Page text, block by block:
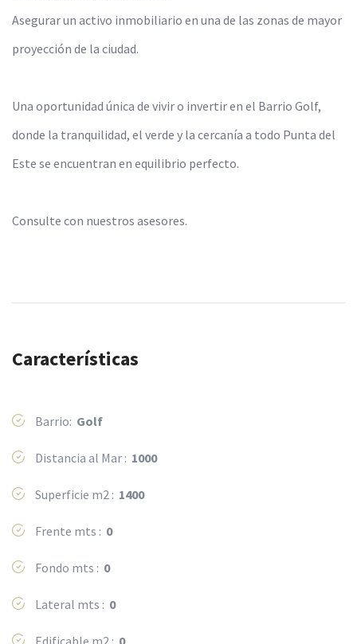
Asegurar un activo inmobiliario en una de las zonas de mayor
proyección de la ciudad.
Una oportunidad única de vivir o invertir en el Barrio Golf,
donde la tranquilidad, el verde y la cercanía a todo Punta del
Este se encuentran en equilibrio perfecto.
Consulte con nuestros asesores.
Características
Barrio: Golf
Distancia al Mar : 1000
Superficie m2 : 1400
Frente mts : 0
Fondo mts : 0
Lateral mts : 0
Edificable m2 : 0